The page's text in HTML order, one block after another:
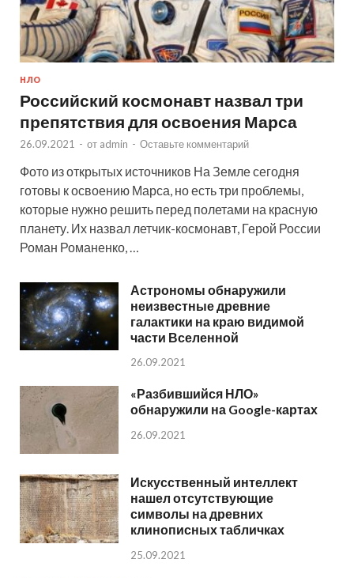
НЛО
Российский космонавт назвал три
препятствия для освоения Марса
26.09.2021 - от admin - Оставьте комментарий
Фото из открытых источников На Земле сегодня
готовы к освоению Марса, но есть три проблемы,
которые нужно решить перед полетами на красную
планету. Их назвал летчик-космонавт, Герой России
Роман Романенко, …
Астрономы обнаружили
неизвестные древние
галактики на краю видимой
части Вселенной
26.09.2021
«Разбившийся НЛО»
обнаружили на Google-картах
26.09.2021
Искусственный интеллект
нашел отсутствующие
символы на древних
клинописных табличках
25.09.2021